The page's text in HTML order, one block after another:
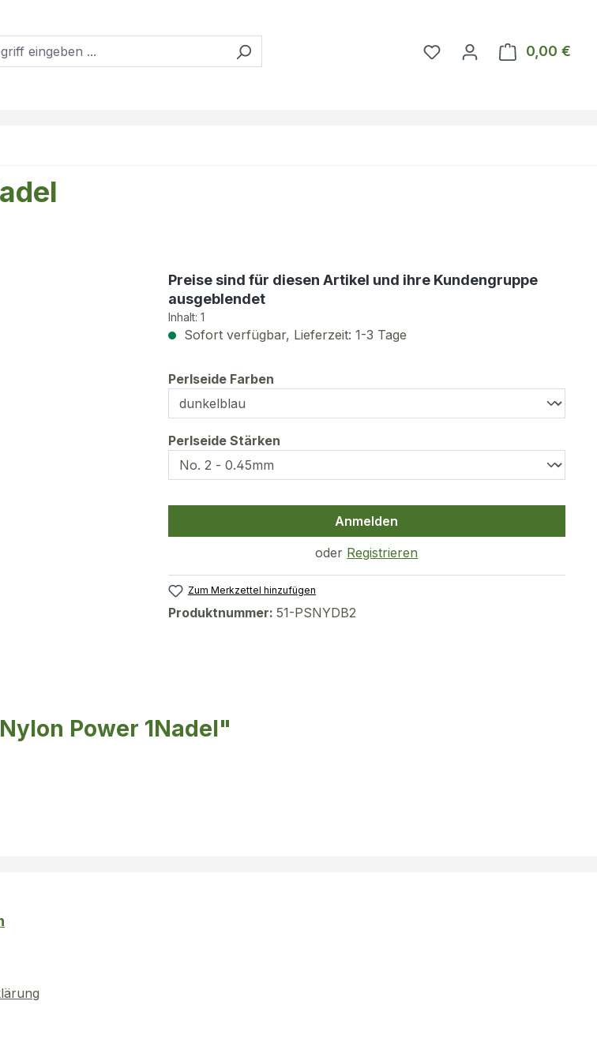
Du hast 0 Produkte auf
0,00 €
Preise sind für diesen Artikel und ihre Kundengruppe
ausgeblendet
Inhalt: 1
Sofort verfügbar, Lieferzeit: 1-3 Tage
Perlseide Farbenauswählen
Perlseide Stärkenauswählen
Anmelden
oder Registrieren
Zum Merkzettel hinzufügen
Produktnummer: 51-PSNYDB2
Power 1Nadel"